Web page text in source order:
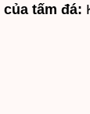
tấm đá: